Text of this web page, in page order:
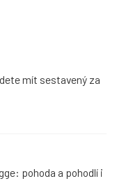
mít sestavený za
pohoda a pohodlí i